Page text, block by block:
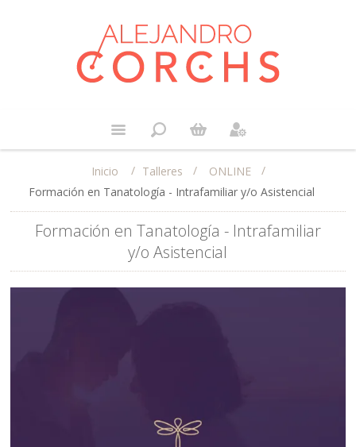
Inicio / Talleres / ONLINE
/
Formación en Tanatología - Intrafamiliar y/o Asistencial
Formación en Tanatología - Intrafamiliar
y/o Asistencial